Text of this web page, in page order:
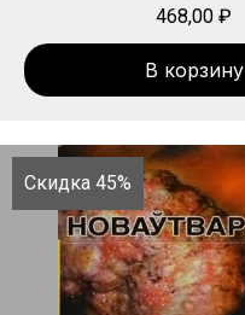
468,00 ₽
В корзину
Скидка 45%